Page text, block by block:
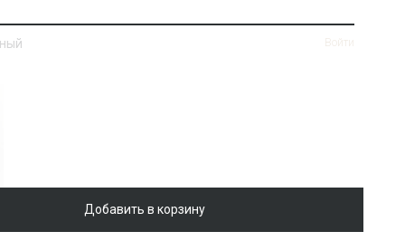
Войти
Добавить в корзину